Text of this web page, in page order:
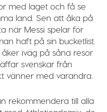
med laget och få se
land. Sen att åka på
när Messi spelar för
haft på sin bucketlist.
iväg på såna resor
svenskar från
vänner med varandra.
rekommendera till alla